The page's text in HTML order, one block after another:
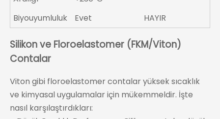
Biyouyumluluk Evet HAYIR
Silikon ve Floroelastomer (FKM/Viton)
Contalar
Viton gibi floroelastomer contalar yüksek sıcaklık
ve kimyasal uygulamalar için mükemmeldir. İşte
nasıl karşılaştırdıkları: